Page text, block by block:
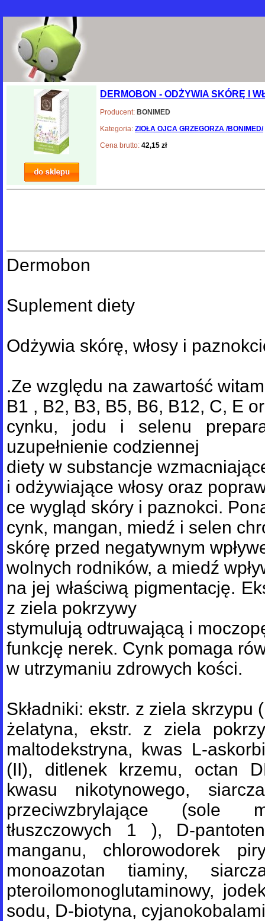
DERMOBON - ODŻYWIA SKÓRĘ I
Producent: BONIMED
Kategoria: ZIOŁA OJCA GRZEGORZA /BONIMED/
Cena brutto: 42,15 zł
Dermobon
Suplement diety
Odżywia skórę, włosy i
.Ze względu na zawartość
B1 , B2, B3, B5, B6, B12, C, E
cynku, jodu i selenu
uzupełnienie codziennej
diety w substancje
i odżywiające włosy oraz
ce wygląd skóry i paznokci.
cynk, mangan, miedź i selen
skórę przed negatywnym
wolnych rodników, a miedź
na jej właściwą pigmentację.
z ziela pokrzywy
stymulują odtruwającą i
funkcję nerek. Cynk pomaga
w utrzymaniu zdrowych kości.
Składniki: ekstr. z ziela skrzypu
żelatyna, ekstr. z ziela
maltodekstryna, kwas L-
(II), ditlenek krzemu, octan
kwasu nikotynowego,
przeciwzbrylające (sole
tłuszczowych 1 ), D-
manganu, chlorowodorek
monoazotan tiaminy,
pteroilomonoglutaminowy,
sodu, D-biotyna,